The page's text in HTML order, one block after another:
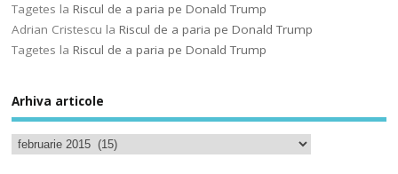
Tagetes laRiscul de a paria pe Donald Trump
Adrian Cristescu laRiscul de a paria pe Donald Trump
Tagetes laRiscul de a paria pe Donald Trump
Arhiva articole